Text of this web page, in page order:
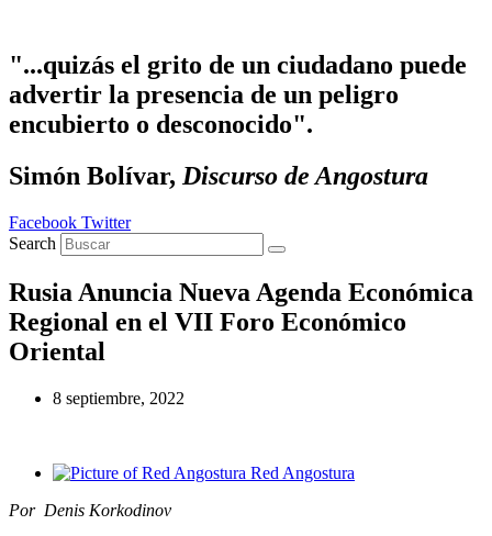
"...quizás el grito de un ciudadano puede
advertir la presencia de un peligro
encubierto o desconocido".
Simón Bolívar, Discurso de Angostura
Facebook Twitter
Search
Rusia Anuncia Nueva Agenda Económica
Regional en el VII Foro Económico
Oriental
8 septiembre, 2022
Red Angostura
Por Denis Korkodinov